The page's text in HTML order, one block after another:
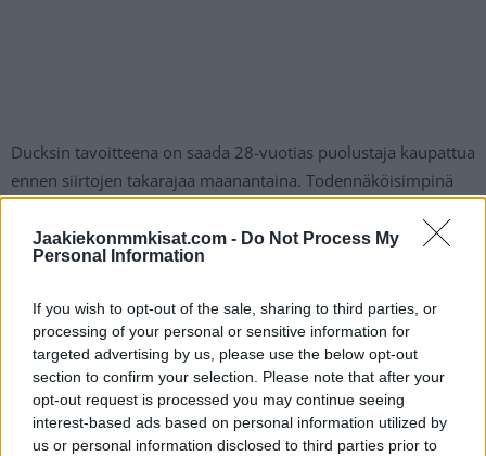
Jaakiekonmmkisat.com - Do Not Process My
Personal Information
If you wish to opt-out of the sale, sharing to third parties, or
processing of your personal or sensitive information for
targeted advertising by us, please use the below opt-out
section to confirm your selection. Please note that after your
opt-out request is processed you may continue seeing
interest-based ads based on personal information utilized by
us or personal information disclosed to third parties prior to
Ducksin tavoitteena on saada 28-vuotias puolustaja kaupattua
ennen siirtojen takarajaa maanantaina. Todennäköisimpinä
Boston.
Ducks pyytää ruotsalaispuolustajastaan ensimmäisen ja
kolmannen kierroksen varauksia sekä yhtä huippulupausta.
Lue myös:Jake Oettinger venyi uskomattomaan torjuntaan –
William Nylander oli jo tuulettamassa maalia